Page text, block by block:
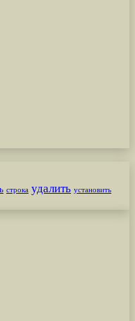
строка удалить установить